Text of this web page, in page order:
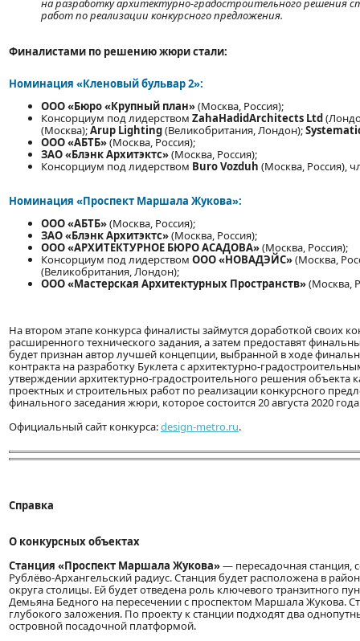
на разработку архитектурно-градостроительного решения
работ по реализации конкурсного предложения.
Финалистами по решению жюри стали:
Номинация «Кленовый бульвар 2»:
ООО «Бюро «Крупный план»(Москва, Россия);
Консорциум под лидерством ZahaHadidArchitects Ltd
(Москва);Arup Lighting(Великобритания, Лондон);
ООО «АБТБ»(Москва, Россия);
ЗАО «Блэнк Архитэктс»(Москва, Россия);
Консорциум под лидерством Buro Vozduh (Москва, Россия),
Номинация «Проспект Маршала Жукова»:
ООО «АБТБ»(Москва, Россия);
ЗАО «Блэнк Архитэктс»(Москва, Россия);
ООО «АРХИТЕКТУРНОЕ БЮРО АСАДОВА»(Москва, Россия);
Консорциум под лидерством ООО «НОВАДЭЙС»(Москва,
(Великобритания, Лондон);
ООО «Мастерская Архитектурных Пространств»(Москва,
На втором этапе конкурса финалисты займутся доработкой своих
расширенного технического задания, а затем предоставят
будет признан автор лучшей концепции, выбранной в ходе
контракта на разработку Буклета с архитектурно-
утверждении архитектурно-градостроительного решения объекта
проектных и строительных работ по реализации конкурсного
финального заседания жюри, которое состоится 20 августа 2020
Официальный сайт конкурса:design-metro.ru.
Справка
О конкурсных объектах
Станция «Проспект Маршала Жукова»— пересадочная
Рублёво-Архангельский радиус. Станция будет расположена в
округа столицы. Ей будет отведена роль ключевого транзитного
Демьяна Бедного на пересечении с проспектом Маршала Жукова.
глубокого заложения. По проекту к станции подходят два
островной посадочной платформой.